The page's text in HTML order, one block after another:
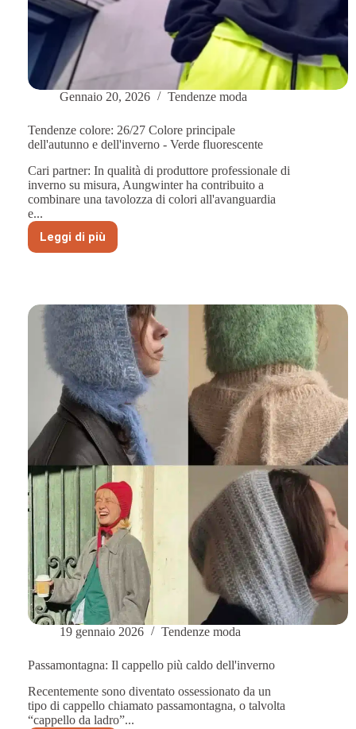
Gennaio 20, 2026 Tendenze moda
Tendenze colore: 26/27 Colore principale
dell'autunno e dell'inverno - Verde fluorescente
Cari partner: In qualità di produttore professionale di
inverno su misura, Aungwinter ha contribuito a
combinare una tavolozza di colori all'avanguardia
e...
Leggi di più
Tendenze
colore:
dell'autunno
e
dell'inverno
-
Verde
fluorescente
19 gennaio 2026 Tendenze moda
Passamontagna: Il cappello più caldo dell'inverno
Recentemente sono diventato ossessionato da un
tipo di cappello chiamato passamontagna, o talvolta
“cappello da ladro”...